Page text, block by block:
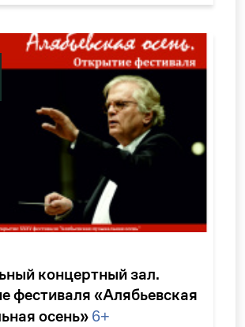
концертный зал.
фестиваля «Алябьевская
осень» 6+